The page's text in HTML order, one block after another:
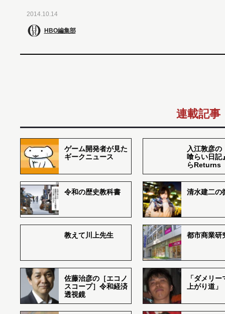
2014.10.14
HBO編集部
連載記事
ゲーム開発者が見た
ギークニュース
入江敦彦の
喰らい日記
らReturns
令和の歴史教科書 清水建二の
教えて川上先生 都市商業研
佐藤治彦の［エコノ
スコープ］令和経済
透視鏡
「ダメリ
上がり道」